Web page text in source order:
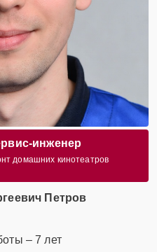
инженер
домашних кинотеатров
Петров
– 7 лет